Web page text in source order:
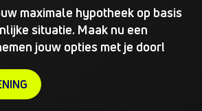
maximale hypotheek op basis
situatie. Maak nu een
jouw opties met je door!